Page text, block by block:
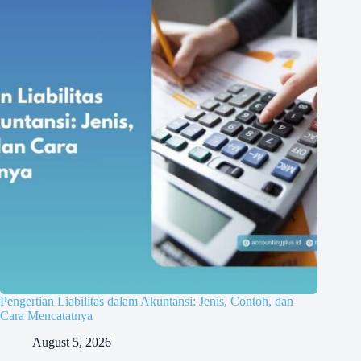
Pengertian Liabilitas dalam Akuntansi: Jenis, Contoh, dan
Cara Mencatatnya
August 5, 2026